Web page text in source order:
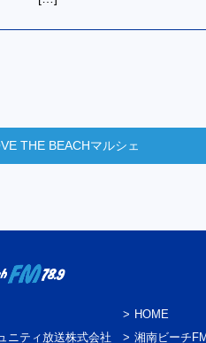
THE BEACHマルシェ
ニティ放送株式会社
HOME
湘南ビーチ